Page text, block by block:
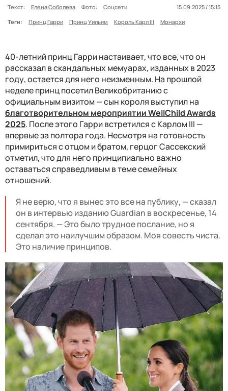
Текст: Елена Соболева Фото: Соцсети
15.09.2025 / 15:15
Теги:
Принц Гарри Принц Уильям Король Карл III Монархи
40-летний принц Гарри настаивает, что все, что он
рассказал в скандальных мемуарах, изданных в 2023
году, остается для него неизменным. На прошлой
неделе принц посетил Великобританию с
официальным визитом — сын короля выступил на
благотворительном мероприятии WellChild Awards
2025. После этого Гарри встретился с Карлом III —
впервые за полтора года. Несмотря на готовность
примириться с отцом и братом, герцог Сассекский
отметил, что для него принципиально важно
оставаться справедливым в теме семейных
отношений.
Я не верю, что я вынес это все на публику, — сказал
он в интервью изданию Guardian в воскресенье, 14
сентября. — Это было трудное послание, но я
сделал это наилучшим образом. Моя совесть чиста.
Это наличие принципов.